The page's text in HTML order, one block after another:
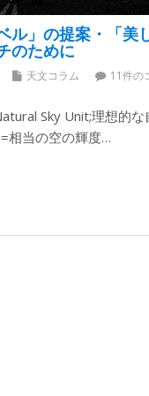
ル」の提案・「美
のために
天文コラム
11件の
Sky Unit;理想的な
相当の空の輝度…